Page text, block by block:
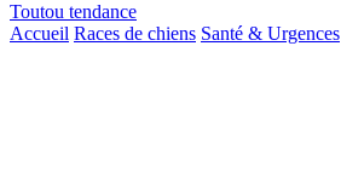
Toutou tendance
Accueil Races de chiens Santé & Urgences